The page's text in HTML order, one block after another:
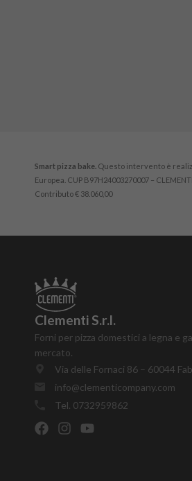
Smart pizza bake. Questo intervento è
Europea. CUP B97H24003270007 –
Contributo € 38.060,00
Clementi S.r.l.
Forni per pizza domestici a legna e
mercato.
Via delle Fornaci 86 – 60044
info@clementicompany.com
Tel. 0732959862